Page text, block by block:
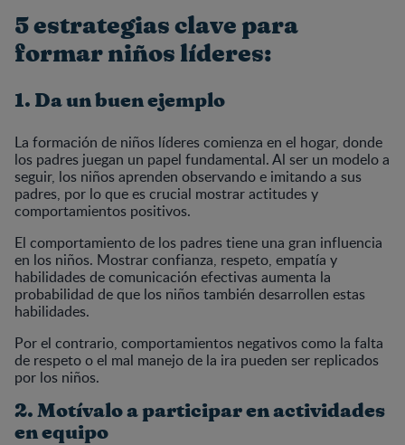
5 estrategias clave para
formar niños líderes:
1. Da un buen ejemplo
La formación de niños líderes comienza en el hogar, donde
los padres juegan un papel fundamental. Al ser un modelo a
seguir, los niños aprenden observando e imitando a sus
padres, por lo que es crucial mostrar actitudes y
comportamientos positivos.
El comportamiento de los padres tiene una gran influencia
en los niños. Mostrar confianza, respeto, empatía y
habilidades de comunicación efectivas aumenta la
probabilidad de que los niños también desarrollen estas
habilidades.
Por el contrario, comportamientos negativos como la falta
de respeto o el mal manejo de la ira pueden ser replicados
por los niños.
2. Motívalo a participar en actividades
en equipo